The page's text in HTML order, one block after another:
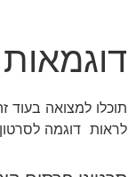
תוכלו למצואה בעוד
לראות דוגמה